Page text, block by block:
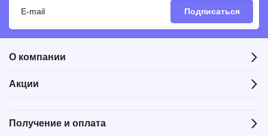
Подписаться
О компании
Акции
Получение и оплата